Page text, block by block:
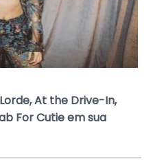
At the Drive-In,
For Cutie em sua